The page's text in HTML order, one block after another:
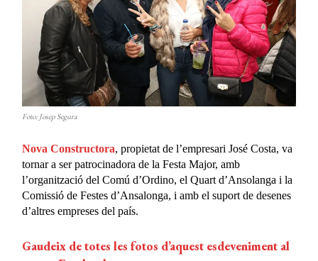
Foto: Josep Segura
Nova Constructora, propietat de l’empresari José Costa, va
tornar a ser patrocinadora de la Festa Major, amb
l’organització del Comú d’Ordino, el Quart d’Ansolanga i la
Comissió de Festes d’Ansalonga, i amb el suport de desenes
d’altres empreses del país.
Gaudeix de totes les fotos d’aquest esdeveniment al